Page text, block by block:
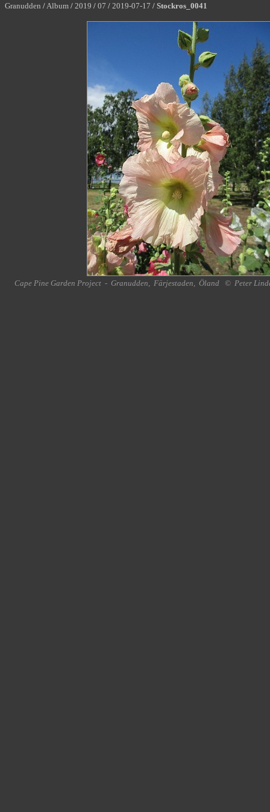
Granudden /Album / 2019 / 07 / 2019-07-17 / Stockros_0041
Cape Pine Garden Project - Granudden, Färjestaden, Öland © Peter